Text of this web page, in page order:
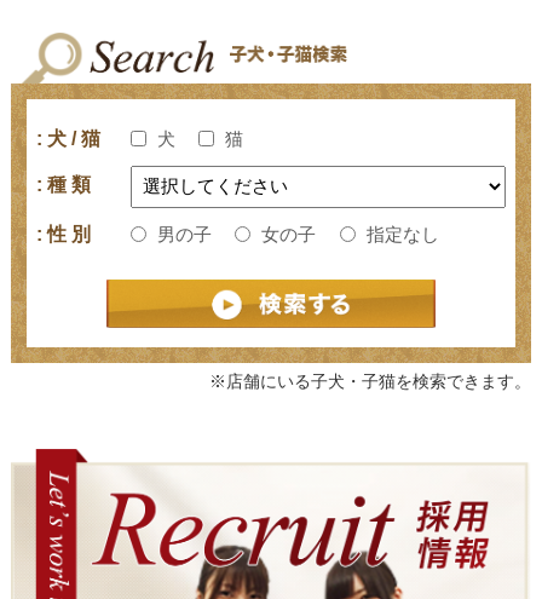
: 犬 / 猫 犬 猫
: 種 類
: 性 別 男の子 女の子 指定なし
※店舗にいる子犬・子猫を検索できます。